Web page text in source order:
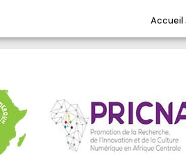
Accueil
et de la Culture